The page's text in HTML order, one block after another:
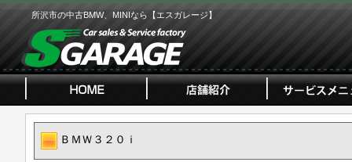
所沢市の中古BMW、MINIなら【エスガレージ】
ＢＭＷ３２０ｉ